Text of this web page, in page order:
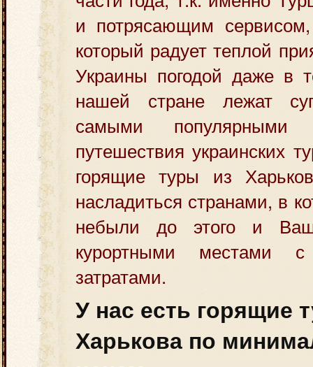
и потрясающим
который радует теплой
Украины погодой даже в
нашей стране лежат
самыми популярными
путешествия украинских
горящие туры из
насладиться странами, в
небыли до этого и
курортными местами
затратами.
У нас есть горящие
Харькова по